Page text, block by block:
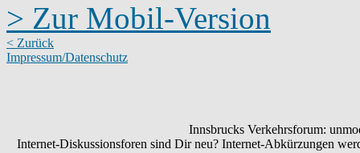
> Zur Mobil-Version
< Zurück
Impressum/Datenschutz
Innsbrucks Verkehrsforum:
Internet-Diskussionsforen sind Dir neu? Internet-Abkürzungen